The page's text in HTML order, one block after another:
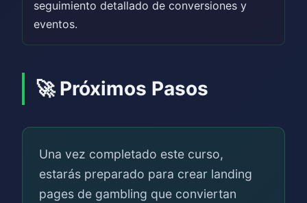
seguimiento detallado de conversiones y
eventos.
🚀 Próximos Pasos
Una vez completado este curso,
estarás preparado para crear landing
pages de gambling que conviertan